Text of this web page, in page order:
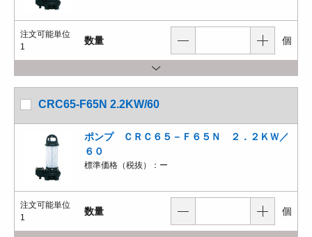
注文可能単位
1
数量 個
CRC65-F65N 2.2KW/60
ポンプ ＣＲＣ６５－Ｆ６５Ｎ ２．２ＫＷ／
６０
標準価格（税抜）： ー
注文可能単位
1
数量 個